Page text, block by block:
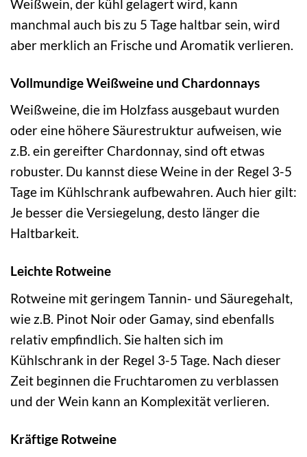
Weißwein, der kühl gelagert wird, kann
manchmal auch bis zu 5 Tage haltbar sein, wird
aber merklich an Frische und Aromatik verlieren.
Vollmundige Weißweine und Chardonnays
Weißweine, die im Holzfass ausgebaut wurden
oder eine höhere Säurestruktur aufweisen, wie
z.B. ein gereifter Chardonnay, sind oft etwas
robuster. Du kannst diese Weine in der Regel 3-5
Tage im Kühlschrank aufbewahren. Auch hier gilt:
Je besser die Versiegelung, desto länger die
Haltbarkeit.
Leichte Rotweine
Rotweine mit geringem Tannin- und Säuregehalt,
wie z.B. Pinot Noir oder Gamay, sind ebenfalls
relativ empfindlich. Sie halten sich im
Kühlschrank in der Regel 3-5 Tage. Nach dieser
Zeit beginnen die Fruchtaromen zu verblassen
und der Wein kann an Komplexität verlieren.
Kräftige Rotweine